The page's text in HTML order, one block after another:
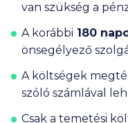
van szükség a
A korábbi 180
önsegélyező
A költségek
szóló számlával
Csak a temetési